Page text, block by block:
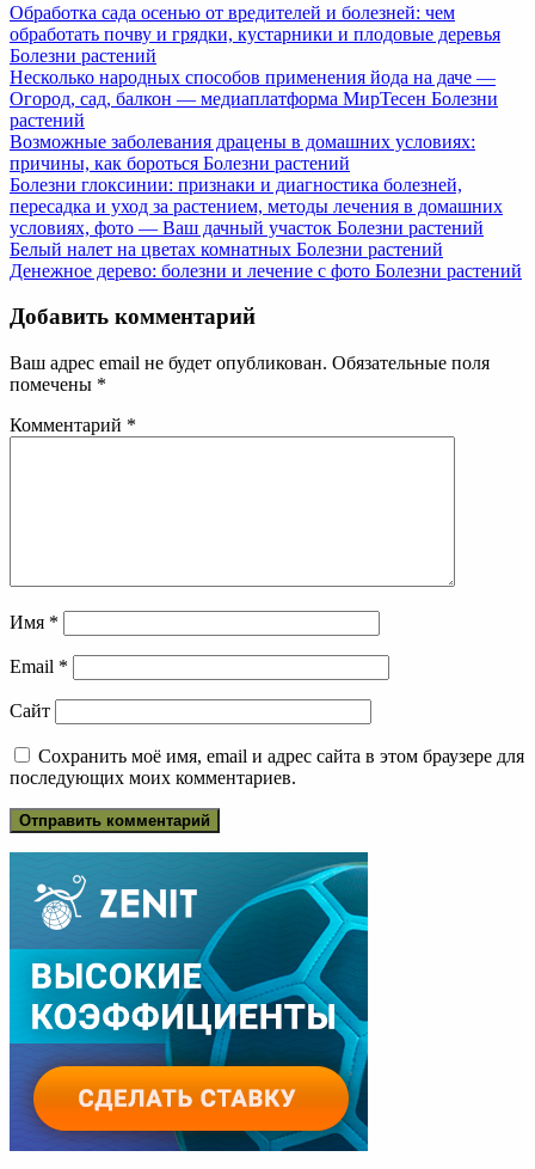
Обработка сада осенью от вредителей и болезней: чем
обработать почву и грядки, кустарники и плодовые деревья
Болезни растений
Несколько народных способов применения йода на даче —
Огород, сад, балкон — медиаплатформа МирТесен Болезни
растений
Возможные заболевания драцены в домашних условиях:
причины, как бороться Болезни растений
Болезни глоксинии: признаки и диагностика болезней,
пересадка и уход за растением, методы лечения в домашних
условиях, фото — Ваш дачный участок Болезни растений
Белый налет на цветах комнатных Болезни растений
Денежное дерево: болезни и лечение с фото Болезни растений
Добавить комментарий
Ваш адрес email не будет опубликован. Обязательные поля
помечены *
Комментарий *
Имя *
Email *
Сайт
Сохранить моё имя, email и адрес сайта в этом браузере для
последующих моих комментариев.